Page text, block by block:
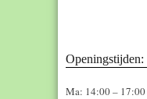
Openingstijden:
Ma: 14:00 – 17:00